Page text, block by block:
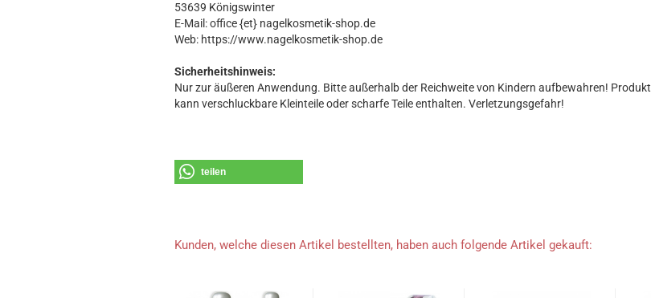
53639 Königswinter
E-Mail: office {et} nagelkosmetik-shop.de
Web: https://www.nagelkosmetik-shop.de
Sicherheitshinweis:
Nur zur äußeren Anwendung. Bitte außerhalb der Reichweite von Kindern aufbewahren! Produkt
kann verschluckbare Kleinteile oder scharfe Teile enthalten. Verletzungsgefahr!
teilen
Kunden, welche diesen Artikel bestellten, haben auch folgende Artikel gekauft: